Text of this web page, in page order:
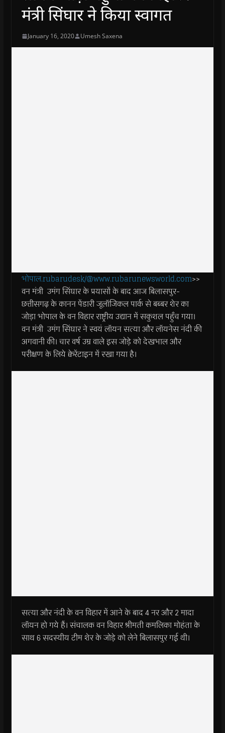
मंत्री सिंघार ने किया स्वागत
January 16, 2020 Umesh Saxena
भोपाल.rubarudesk/@www.rubarunewsworld.com>>
वन मंत्री उमंग सिंघार के प्रयासों के बाद आज बिलासपुर-
छत्तीसगढ़ के कानन पेंडारी जूलॉजिकल पार्क से बब्बर शेर का
जोड़ा भोपाल के वन विहार राष्ट्रीय उद्यान में सकुशल पहुँच गया।
वन मंत्री उमंग सिंघार ने स्वयं लॉयन सत्या और लॉयनेस नंदी की
अगवानी की। चार वर्ष उम्र वाले इस जोड़े को देखभाल और
परीक्षण के लिये क्वेरेंटाइन में रखा गया है।
सत्या और नंदी के वन विहार में आने के बाद 4 नर और 2 मादा
लॉयन हो गये हैं। संचालक वन विहार श्रीमती कमलिका मोहंता के
साथ 6 सदस्यीय टीम शेर के जोड़े को लेने बिलासपुर गई थी।